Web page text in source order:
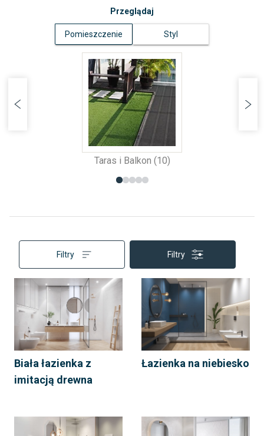
Przeglądaj
Pomieszczenie Styl
Taras i Balkon (10)
Filtry Filtry
Biała łazienka z
imitacją drewna
Łazienka na niebiesko